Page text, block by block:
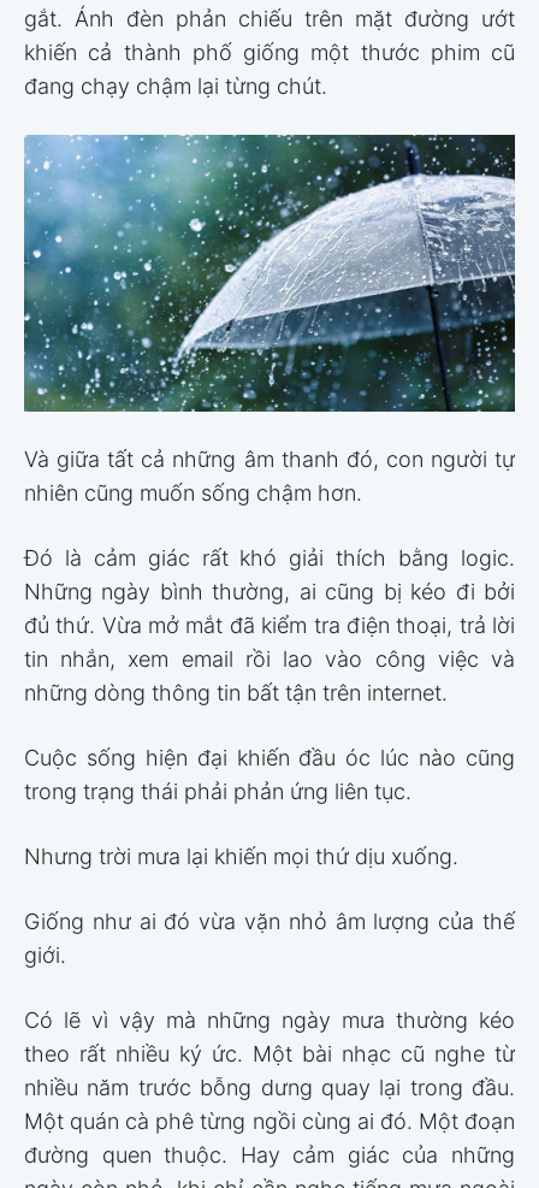
gắt. Ánh đèn phản chiếu trên mặt đường ướt
khiến cả thành phố giống một thước phim cũ
đang chạy chậm lại từng chút.
Và giữa tất cả những âm thanh đó, con người tự
nhiên cũng muốn sống chậm hơn.
Đó là cảm giác rất khó giải thích bằng logic.
Những ngày bình thường, ai cũng bị kéo đi bởi
đủ thứ. Vừa mở mắt đã kiểm tra điện thoại, trả lời
tin nhắn, xem email rồi lao vào công việc và
những dòng thông tin bất tận trên internet.
Cuộc sống hiện đại khiến đầu óc lúc nào cũng
trong trạng thái phải phản ứng liên tục.
Nhưng trời mưa lại khiến mọi thứ dịu xuống.
Giống như ai đó vừa vặn nhỏ âm lượng của thế
giới.
Có lẽ vì vậy mà những ngày mưa thường kéo
theo rất nhiều ký ức. Một bài nhạc cũ nghe từ
nhiều năm trước bỗng dưng quay lại trong đầu.
Một quán cà phê từng ngồi cùng ai đó. Một đoạn
đường quen thuộc. Hay cảm giác của những